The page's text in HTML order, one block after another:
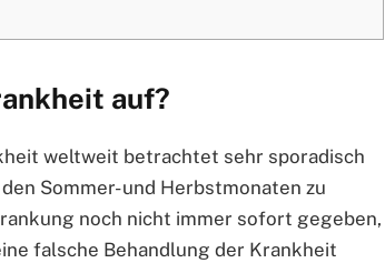
auf?
weltweit betrachtet sehr sporadisch
Sommer- und Herbstmonaten zu
noch nicht immer sofort gegeben,
falsche Behandlung der Krankheit